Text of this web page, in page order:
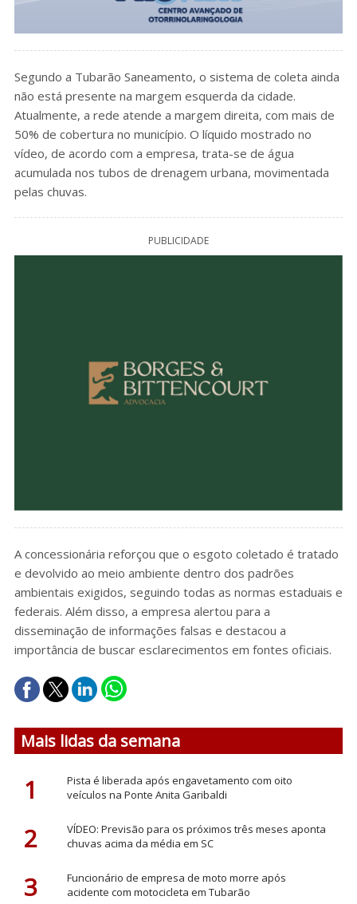
Segundo a Tubarão Saneamento, o sistema de coleta ainda
não está presente na margem esquerda da cidade.
Atualmente, a rede atende a margem direita, com mais de
50% de cobertura no município. O líquido mostrado no
vídeo, de acordo com a empresa, trata-se de água
acumulada nos tubos de drenagem urbana, movimentada
pelas chuvas.
PUBLICIDADE
A concessionária reforçou que o esgoto coletado é tratado
e devolvido ao meio ambiente dentro dos padrões
ambientais exigidos, seguindo todas as normas estaduais e
federais. Além disso, a empresa alertou para a
disseminação de informações falsas e destacou a
importância de buscar esclarecimentos em fontes oficiais.
Mais lidas da semana
1
Pista é liberada após engavetamento com oito
veículos na Ponte Anita Garibaldi
2
VÍDEO: Previsão para os próximos três meses aponta
chuvas acima da média em SC
3
Funcionário de empresa de moto morre após
acidente com motocicleta em Tubarão